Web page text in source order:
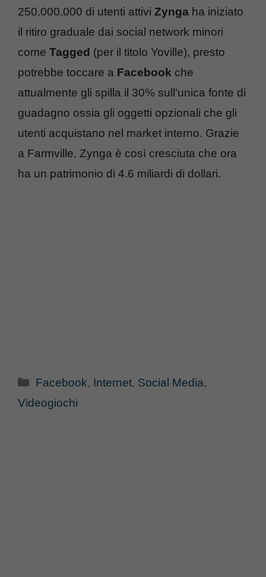
250.000.000 di utenti attivi Zynga ha iniziato
il ritiro graduale dai social network minori
come Tagged (per il titolo Yoville), presto
potrebbe toccare a Facebook che
attualmente gli spilla il 30% sull’unica fonte di
guadagno ossia gli oggetti opzionali che gli
utenti acquistano nel market interno. Grazie
a Farmville, Zynga è così cresciuta che ora
ha un patrimonio di 4.6 miliardi di dollari.
Categorie
Facebook, Internet, Social Media,
Videogiochi